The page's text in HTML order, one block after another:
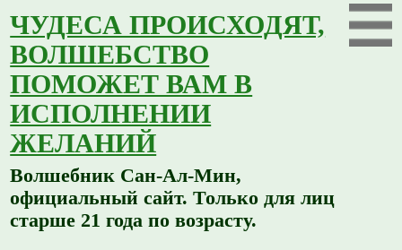
ЧУДЕСА ПРОИСХОДЯТ,
ВОЛШЕБСТВО
ПОМОЖЕТ ВАМ В
ИСПОЛНЕНИИ
ЖЕЛАНИЙ
Волшебник Сан-Ал-Мин,
официальный сайт. Только для лиц
старше 21 года по возрасту.